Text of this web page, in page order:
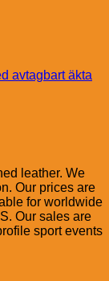
avtagbart äkta
leather. We
Our prices are
for worldwide
Our sales are
sport events